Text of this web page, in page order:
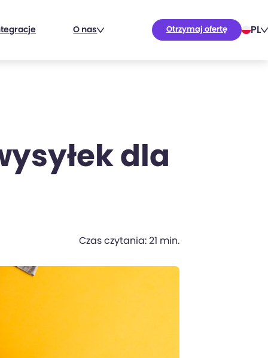
O nas Otrzymaj ofertę PL
dla
Czas czytania: 21 min.